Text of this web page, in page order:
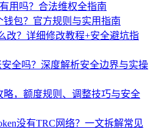
用吗？合法维权全指南
钱包？官方规则与实用指南
改？详细修改教程+安全避坑指
全吗？深度解析安全边界与实操
，额度规则、调整技巧与安全
没有TRC网络？一文拆解常见